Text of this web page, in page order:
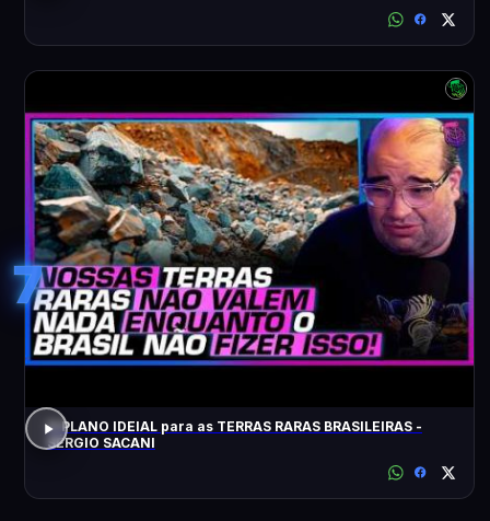
7
O PLANO IDEIAL para as TERRAS RARAS BRASILEIRAS -
SÉRGIO SACANI